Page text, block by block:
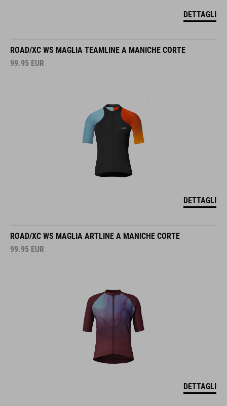
DETTAGLI
ROAD/XC WS MAGLIA TEAMLINE A MANICHE CORTE
99.95 EUR
DETTAGLI
ROAD/XC WS MAGLIA ARTLINE A MANICHE CORTE
99.95 EUR
DETTAGLI